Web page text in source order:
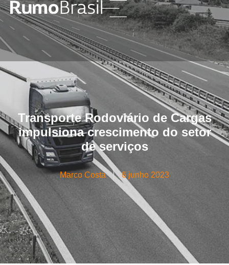
Transporte Rodoviário de Cargas
impulsiona crescimento do setor
de serviços
Marco Costa 6 junho 2023